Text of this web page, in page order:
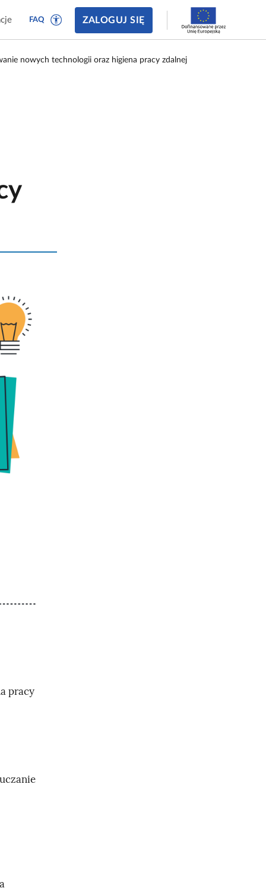
FAQ ZALOGUJ SIĘ
nowych technologii oraz higiena pracy zdalnej
pracy